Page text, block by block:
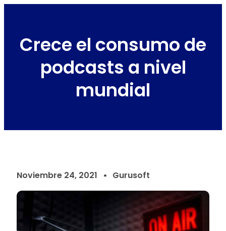
Crece el consumo de
podcasts a nivel
mundial
Noviembre 24, 2021 Gurusoft